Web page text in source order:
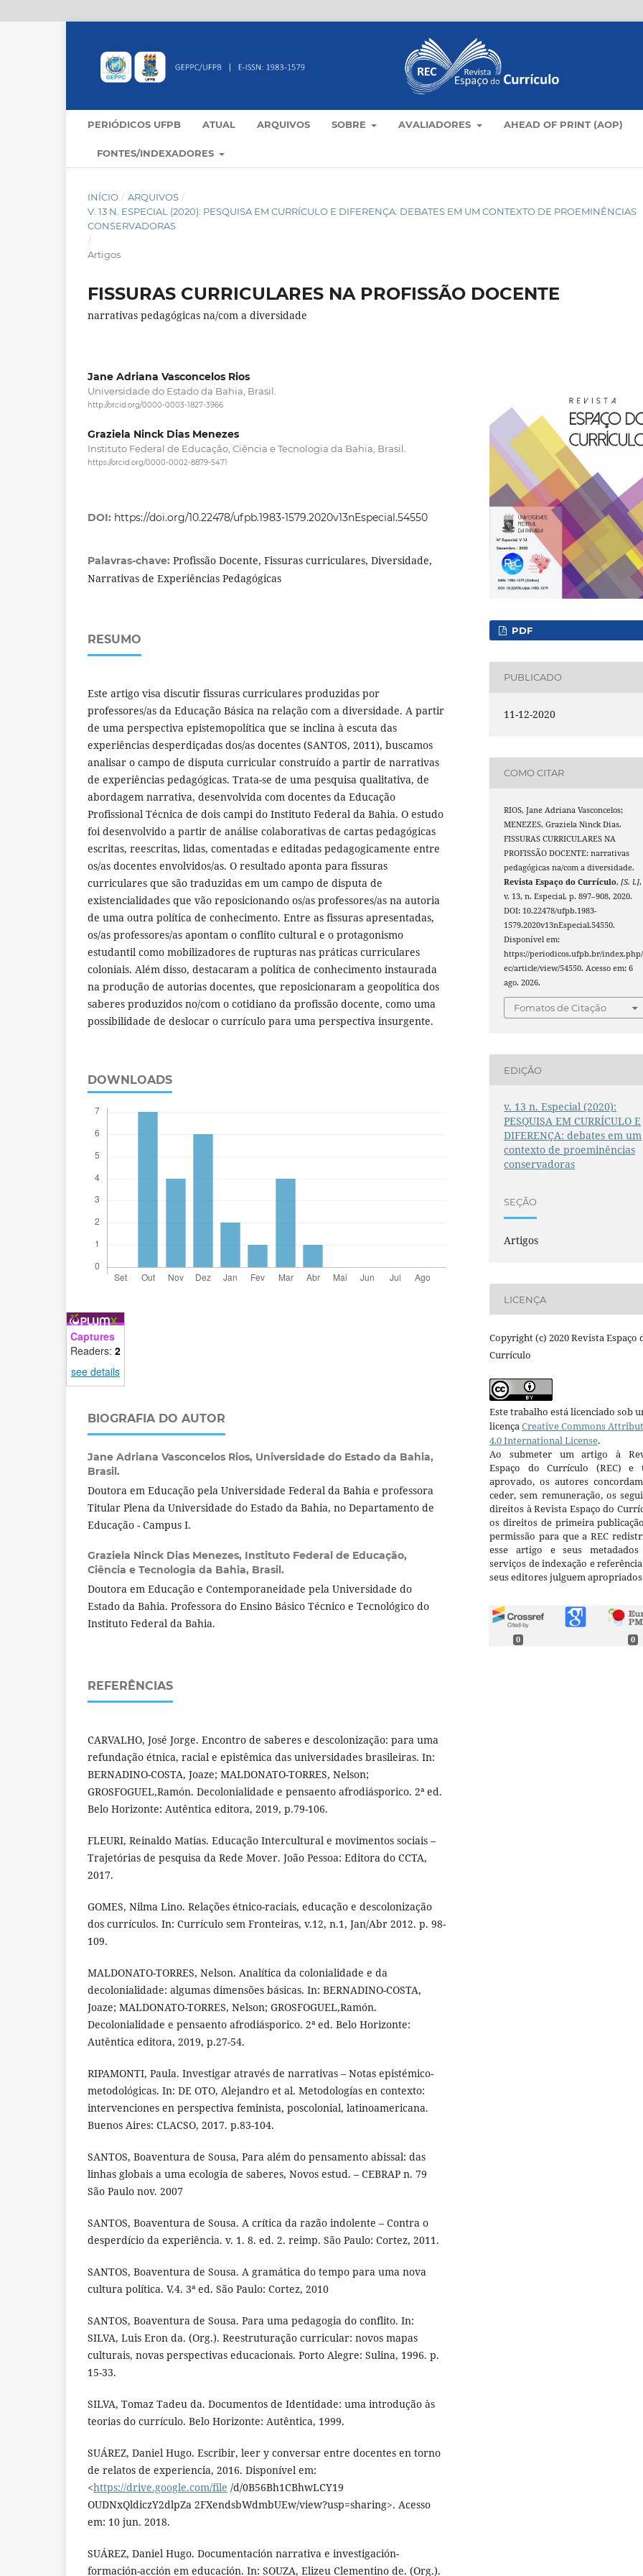
PERIÓDICOS UFPB ATUAL ARQUIVOS SOBRE AVALIADORES AHEAD OF PRINT (AOP)
FONTES/INDEXADORES
INÍCIO / ARQUIVOS /
V. 13 N. ESPECIAL (2020): PESQUISA EM CURRÍCULO E DIFERENÇA: DEBATES EM UM CONTEXTO DE PROEMINÊNCIAS
CONSERVADORAS
/
Artigos
FISSURAS CURRICULARES NA PROFISSÃO DOCENTE
narrativas pedagógicas na/com a diversidade
Jane Adriana Vasconcelos Rios
Universidade do Estado da Bahia, Brasil.
http://orcid.org/0000-0003-1827-3966
Graziela Ninck Dias Menezes
Instituto Federal de Educação, Ciência e Tecnologia da Bahia, Brasil.
https://orcid.org/0000-0002-8879-5471
DOI: https://doi.org/10.22478/ufpb.1983-1579.2020v13nEspecial.54550
Palavras-chave: Profissão Docente, Fissuras curriculares, Diversidade,
Narrativas de Experiências Pedagógicas
RESUMO
Este artigo visa discutir fissuras curriculares produzidas por
professores/as da Educação Básica na relação com a diversidade. A partir
de uma perspectiva epistemopolítica que se inclina à escuta das
experiências desperdiçadas dos/as docentes (SANTOS, 2011), buscamos
analisar o campo de disputa curricular construído a partir de narrativas
de experiências pedagógicas. Trata-se de uma pesquisa qualitativa, de
abordagem narrativa, desenvolvida com docentes da Educação
Profissional Técnica de dois campi do Instituto Federal da Bahia. O estudo
foi desenvolvido a partir de análise colaborativas de cartas pedagógicas
escritas, reescritas, lidas, comentadas e editadas pedagogicamente entre
os/as docentes envolvidos/as. O resultado aponta para fissuras
curriculares que são traduzidas em um campo de disputa de
existencialidades que vão reposicionando os/as professores/as na autoria
de uma outra política de conhecimento. Entre as fissuras apresentadas,
os/as professores/as apontam o conflito cultural e o protagonismo
estudantil como mobilizadores de rupturas nas práticas curriculares
coloniais. Além disso, destacaram a política de conhecimento instaurada
na produção de autorias docentes, que reposicionaram a geopolítica dos
saberes produzidos no/com o cotidiano da profissão docente, como uma
possibilidade de deslocar o currículo para uma perspectiva insurgente.
DOWNLOADS
Captures
Readers: 2
see details
BIOGRAFIA DO AUTOR
Jane Adriana Vasconcelos Rios, Universidade do Estado da Bahia,
Brasil.
Doutora em Educação pela Universidade Federal da Bahia e professora
Titular Plena da Universidade do Estado da Bahia, no Departamento de
Educação - Campus I.
Graziela Ninck Dias Menezes, Instituto Federal de Educação,
Ciência e Tecnologia da Bahia, Brasil.
Doutora em Educação e Contemporaneidade pela Universidade do
Estado da Bahia. Professora do Ensino Básico Técnico e Tecnológico do
Instituto Federal da Bahia.
REFERÊNCIAS
CARVALHO, José Jorge. Encontro de saberes e descolonização: para uma
refundação étnica, racial e epistêmica das universidades brasileiras. In:
BERNADINO-COSTA, Joaze; MALDONATO-TORRES, Nelson;
GROSFOGUEL,Ramón. Decolonialidade e pensaento afrodiásporico. 2ª ed.
Belo Horizonte: Autêntica editora, 2019, p.79-106.
FLEURI, Reinaldo Matias. Educação Intercultural e movimentos sociais –
Trajetórias de pesquisa da Rede Mover. João Pessoa: Editora do CCTA,
2017.
GOMES, Nilma Lino. Relações étnico-raciais, educação e descolonização
dos currículos. In: Currículo sem Fronteiras, v.12, n.1, Jan/Abr 2012. p. 98-
109.
MALDONATO-TORRES, Nelson. Analítica da colonialidade e da
decolonialidade: algumas dimensões básicas. In: BERNADINO-COSTA,
Joaze; MALDONATO-TORRES, Nelson; GROSFOGUEL,Ramón.
Decolonialidade e pensaento afrodiásporico. 2ª ed. Belo Horizonte:
Autêntica editora, 2019, p.27-54.
RIPAMONTI, Paula. Investigar através de narrativas – Notas epistémico-
metodológicas. In: DE OTO, Alejandro et al. Metodologías en contexto:
intervenciones en perspectiva feminista, poscolonial, latinoamericana.
Buenos Aires: CLACSO, 2017. p.83-104.
SANTOS, Boaventura de Sousa, Para além do pensamento abissal: das
linhas globais a uma ecologia de saberes, Novos estud. – CEBRAP n. 79
São Paulo nov. 2007
SANTOS, Boaventura de Sousa. A crítica da razão indolente – Contra o
desperdício da experiência. v. 1. 8. ed. 2. reimp. São Paulo: Cortez, 2011.
SANTOS, Boaventura de Sousa. A gramática do tempo para uma nova
cultura política. V.4. 3ª ed. São Paulo: Cortez, 2010
SANTOS, Boaventura de Sousa. Para uma pedagogia do conflito. In:
SILVA, Luis Eron da. (Org.). Reestruturação curricular: novos mapas
culturais, novas perspectivas educacionais. Porto Alegre: Sulina, 1996. p.
15-33.
SILVA, Tomaz Tadeu da. Documentos de Identidade: uma introdução às
teorias do currículo. Belo Horizonte: Autêntica, 1999.
SUÁREZ, Daniel Hugo. Escribir, leer y conversar entre docentes en torno
de relatos de experiencia, 2016. Disponível em:
<https://drive.google.com/file /d/0B56Bh1CBhwLCY19
OUDNxQldiczY2dlpZa 2FXendsbWdmbUEw/view?usp=sharing>. Acesso
em: 10 jun. 2018.
SUÁREZ, Daniel Hugo. Documentación narrativa e investigación-
formación-acción em educación. In: SOUZA, Elizeu Clementino de. (Org.).
PDF
PUBLICADO
11-12-2020
COMO CITAR
RIOS, Jane Adriana Vasconcelos;
MENEZES, Graziela Ninck Dias.
FISSURAS CURRICULARES NA
PROFISSÃO DOCENTE: narrativas
pedagógicas na/com a diversidade.
Revista Espaço do Currículo,[S. l.],
v. 13, n. Especial, p. 897–908, 2020.
DOI: 10.22478/ufpb.1983-
1579.2020v13nEspecial.54550.
Disponível em:
https://periodicos.ufpb.br/
ec/article/view/54550. Acesso em: 6
ago. 2026.
Fomatos de Citação
EDIÇÃO
v. 13 n. Especial (2020):
PESQUISA EM CURRÍCULO E
DIFERENÇA: debates em um
contexto de proeminências
conservadoras
SEÇÃO
Artigos
LICENÇA
Copyright (c) 2020 Revista Espaço
Currículo
Este trabalho está licenciado sob
licença Creative Commons
4.0 International License.
Ao submeter um artigo à
Espaço do Currículo (REC) e
aprovado, os autores
ceder, sem remuneração, os
direitos à Revista Espaço do
os direitos de primeira
permissão para que a REC
esse artigo e seus metadados
serviços de indexação e
seus editores julguem
0 0